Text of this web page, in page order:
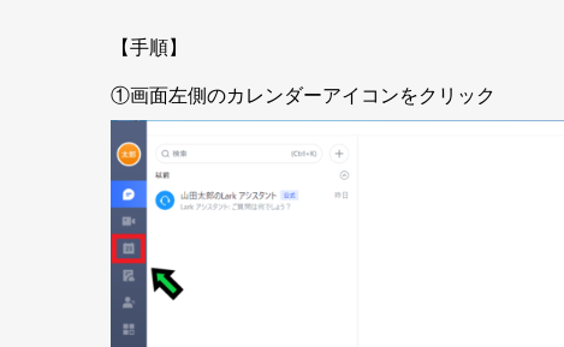
【手順】
①画面左側のカレンダーアイコンをクリック